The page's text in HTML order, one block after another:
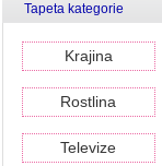
Tapeta kategorie
Krajina
Rostlina
Televize